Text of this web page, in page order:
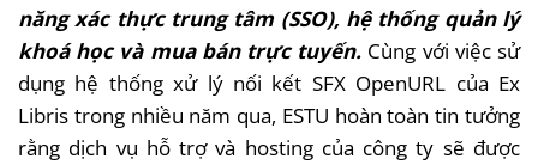
năng xác thực trung tâm (SSO), hệ thống quản lý
khoá học và mua bán trực tuyến. Cùng với việc sử
dụng hệ thống xử lý nối kết SFX OpenURL của Ex
Libris trong nhiều năm qua, ESTU hoàn toàn tin tưởng
rằng dịch vụ hỗ trợ và hosting của công ty sẽ được